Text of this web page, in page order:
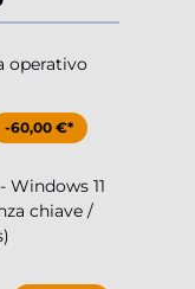
operativo
-60,00 €*
Windows 11
chiave /